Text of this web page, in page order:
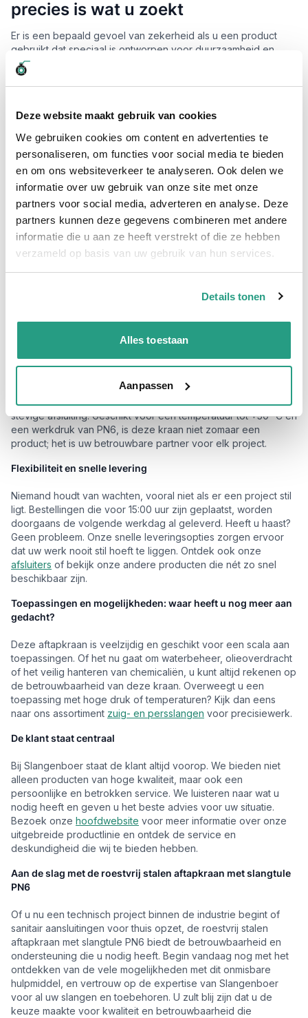
Deze website maakt gebruik van cookies
We gebruiken cookies om content en advertenties te
personaliseren, om functies voor social media te bieden
en om ons websiteverkeer te analyseren. Ook delen we
informatie over uw gebruik van onze site met onze
partners voor social media, adverteren en analyse. Deze
partners kunnen deze gegevens combineren met andere
informatie die u aan ze heeft verstrekt of die ze hebben
verzameld op basis van uw gebruik van hun services.
Details tonen
Alles toestaan
Aanpassen
precies is wat u zoekt
Er is een bepaald gevoel van zekerheid als u een product
gebruikt dat speciaal is ontworpen voor duurzaamheid en
veelzijdigheid. U bent niet op zoek naar zomaar een
aftapkraan; u wilt er één die tegemoetkomt aan uw specifieke
behoeften, of dat nu voor water, olie of chemicaliën is. De
Slangenboer biedt precies die robuustheid en
betrouwbaarheid waar u naar op zoek bent.
Deskundig advies en persoonlijke benadering
Bij Slangenboer begrijpen we dat de wereld van slangen en
koppelingen soms overweldigend kan zijn. Maar geen zorgen,
wij staan klaar om het voor u begrijpelijk te maken. Onze
teamleden hebben meer dan 25 jaar ervaring en denken
graag met u mee. Of u nu advies nodig heeft over de juiste
RVS kogelkranenof vragen heeft over de montage van een
roestvrijstalen behuizing, gemaakt van 1.4571 staal, wat
bescherming biedt tegen corrosie en slijtage. Dit betekent een
kunststof greep zorgt voor een comfortabele bediening,
terwijl de metalen afdichting u de zekerheid biedt van een
stevige afsluiting. Geschikt voor een temperatuur tot +50 °C en
een werkdruk van PN6, is deze kraan niet zomaar een
product; het is uw betrouwbare partner voor elk project.
Flexibiliteit en snelle levering
Niemand houdt van wachten, vooral niet als er een project stil
ligt. Bestellingen die voor 15:00 uur zijn geplaatst, worden
doorgaans de volgende werkdag al geleverd. Heeft u haast?
Geen probleem. Onze snelle leveringsopties zorgen ervoor
dat uw werk nooit stil hoeft te liggen. Ontdek ook onze
afsluiters of bekijk onze andere producten die nét zo snel
beschikbaar zijn.
Toepassingen en mogelijkheden: waar heeft u nog meer aan
gedacht?
Deze aftapkraan is veelzijdig en geschikt voor een scala aan
toepassingen. Of het nu gaat om waterbeheer, olieoverdracht
of het veilig hanteren van chemicaliën, u kunt altijd rekenen op
de betrouwbaarheid van deze kraan. Overweegt u een
toepassing met hoge druk of temperaturen? Kijk dan eens
naar ons assortiment zuig- en persslangen voor precisiewerk.
De klant staat centraal
Bij Slangenboer staat de klant altijd voorop. We bieden niet
alleen producten van hoge kwaliteit, maar ook een
persoonlijke en betrokken service. We luisteren naar wat u
nodig heeft en geven u het beste advies voor uw situatie.
Bezoek onze hoofdwebsite voor meer informatie over onze
uitgebreide productlinie en ontdek de service en
deskundigheid die wij te bieden hebben.
Aan de slag met de roestvrij stalen aftapkraan met slangtule
PN6
Of u nu een technisch project binnen de industrie begint of
sanitair aansluitingen voor thuis opzet, de roestvrij stalen
aftapkraan met slangtule PN6 biedt de betrouwbaarheid en
ondersteuning die u nodig heeft. Begin vandaag nog met het
ontdekken van de vele mogelijkheden met dit onmisbare
hulpmiddel, en vertrouw op de expertise van Slangenboer
voor al uw slangen en toebehoren. U zult blij zijn dat u de
keuze maakte voor kwaliteit en betrouwbaarheid die